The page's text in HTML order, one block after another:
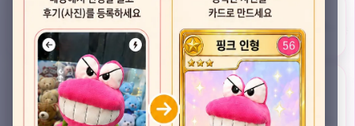
게임플렉스 불당동점
★★★☆☆ 2.5 후기 4
뽑기랜드